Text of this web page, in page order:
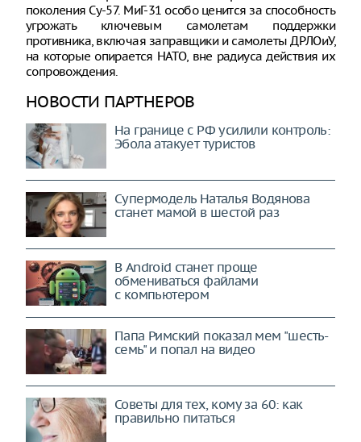
поколения Су-57. МиГ-31 особо ценится за способность
угрожать ключевым самолетам поддержки
противника, включая заправщики и самолеты ДРЛОиУ,
на которые опирается НАТО, вне радиуса действия их
сопровождения.
НОВОСТИ ПАРТНЕРОВ
На границе с РФ усилили контроль:
Эбола атакует туристов
Супермодель Наталья Водянова
станет мамой в шестой раз
В Android станет проще
обмениваться файлами
с компьютером
Папа Римский показал мем "шесть-
семь" и попал на видео
Советы для тех, кому за 60: как
правильно питаться